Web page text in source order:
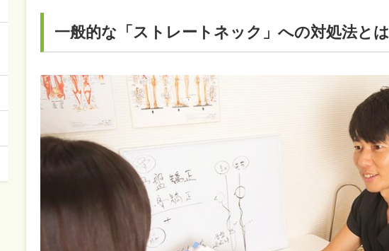
一般的な「ストレートネック」への対処法とは